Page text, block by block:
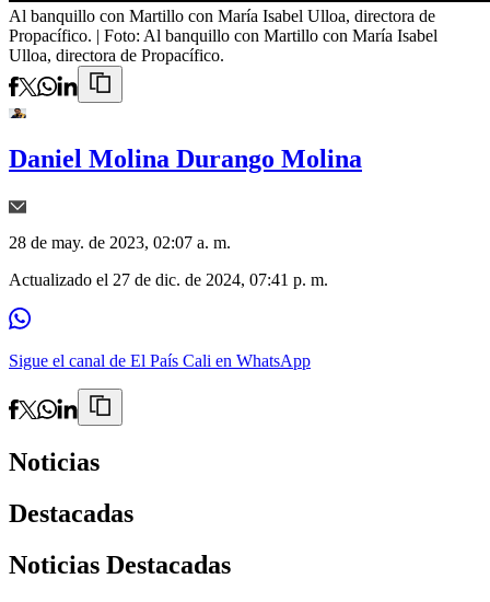
Al banquillo con Martillo con María Isabel Ulloa, directora de
Propacífico. | Foto: Al banquillo con Martillo con María Isabel
Ulloa, directora de Propacífico.
Daniel Molina Durango Molina
28 de may. de 2023, 02:07 a. m.
Actualizado el 27 de dic. de 2024, 07:41 p. m.
Sigue el canal de El País Cali en WhatsApp
Noticias
Destacadas
Noticias Destacadas